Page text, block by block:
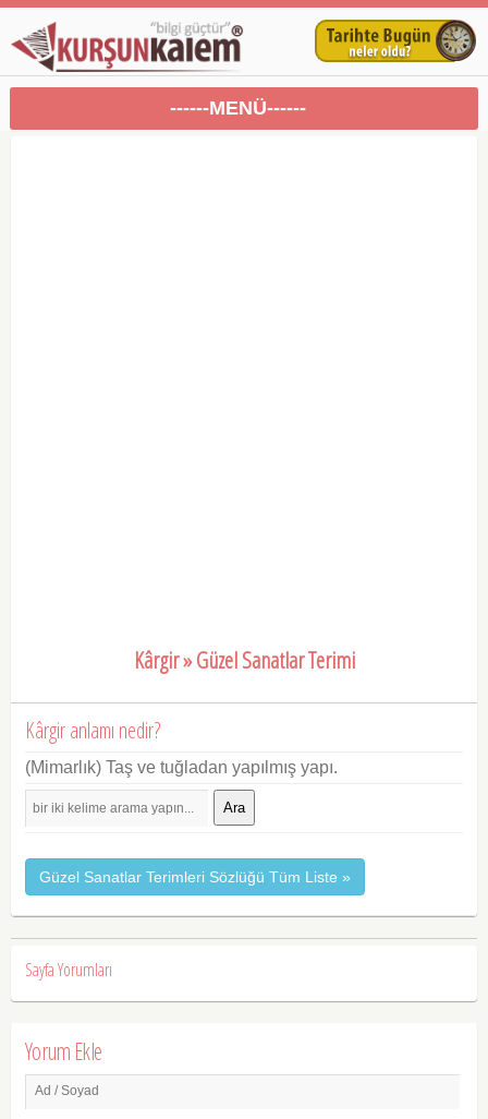
------MENÜ------
Kârgir » Güzel Sanatlar Terimi
Kârgir anlamı nedir?
(Mimarlık) Taş ve tuğladan yapılmış yapı.
Ara
Güzel Sanatlar Terimleri Sözlüğü Tüm Liste »
Sayfa Yorumları
Yorum Ekle
Ad / Soyad